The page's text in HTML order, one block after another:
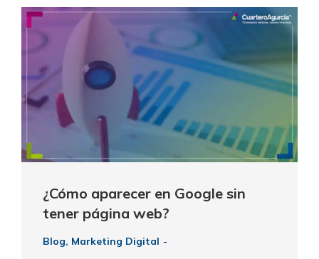
¿Cómo aparecer en Google sin
tener página web?
Blog, Marketing Digital